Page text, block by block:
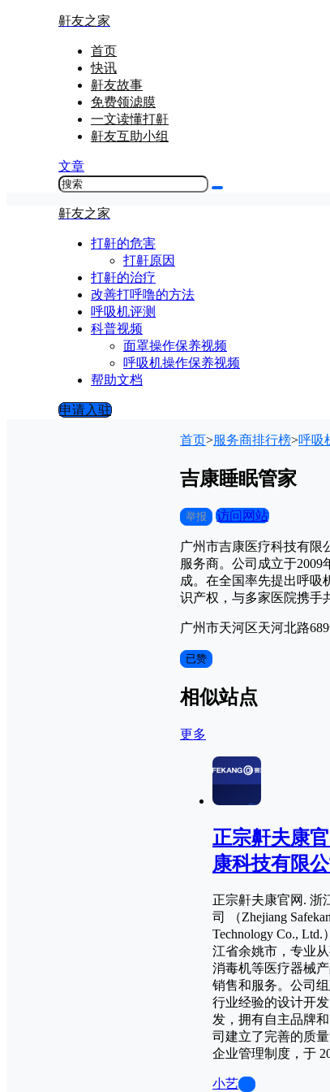
鼾友之家
首页
快讯
鼾友故事
免费领滤膜
一文读懂打鼾
鼾友互助小组
文章
鼾友之家
打鼾的危害
打鼾原因
打鼾的治疗
改善打呼噜的方法
呼吸机评测
科普视频
面罩操作保养视频
呼吸机操作保养视频
帮助文档
申请入驻
首页>服务商排行榜>呼吸
吉康睡眠管家
举报 访问网站
广州市吉康医疗科技有限
服务商。公司成立于
成。在全国率先提出呼吸
识产权，与多家医院携手
广州市天河区天河北路
已赞
相似站点
更多
正宗鼾夫康
康科技有限公
正宗鼾夫康官网. 浙
司 （Zhejiang
Technology Co.,
江省余姚市，专业
消毒机等医疗器械产
销售和服务。公司
行业经验的设计开
发，拥有自主品牌
司建立了完善的质
企业管理制度，于
小艺